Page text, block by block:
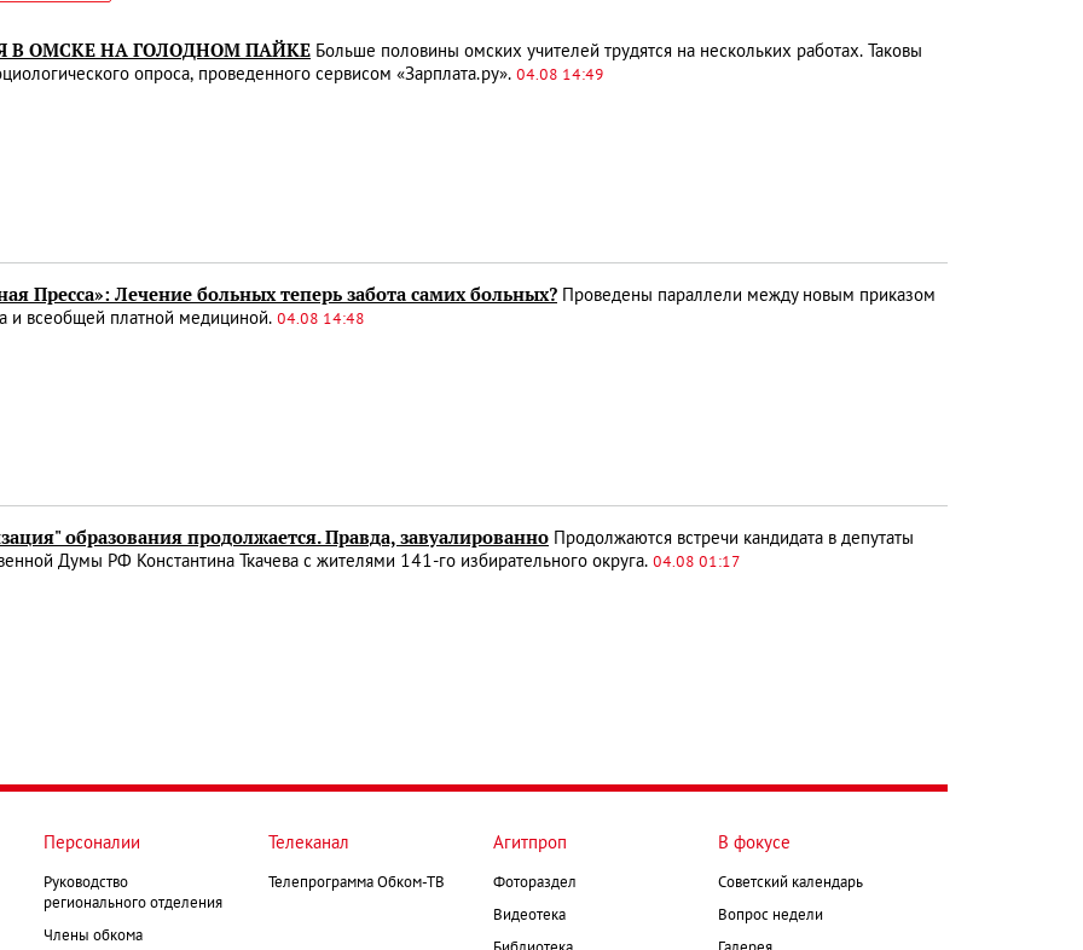
В ОМСКЕ НА ГОЛОДНОМ ПАЙКЕ Больше половины омских учителей трудятся на нескольких работах. Таковы
опроса, проведенного сервисом «Зарплата.ру». 04.08 14:49
Пресса»: Лечение больных теперь забота самих больных? Проведены параллели между новым приказом
и всеобщей платной медициной. 04.08 14:48
образования продолжается. Правда, завуалированно Продолжаются встречи кандидата в депутаты
Думы РФ Константина Ткачева с жителями 141-го избирательного округа. 04.08 01:17
Персоналии
Руководство
регионального отделения
Члены обкома
Телеканал
Телепрограмма Обком-ТВ
Агитпроп
Фотораздел
Видеотека
В фокусе
Советский календарь
Вопрос недели